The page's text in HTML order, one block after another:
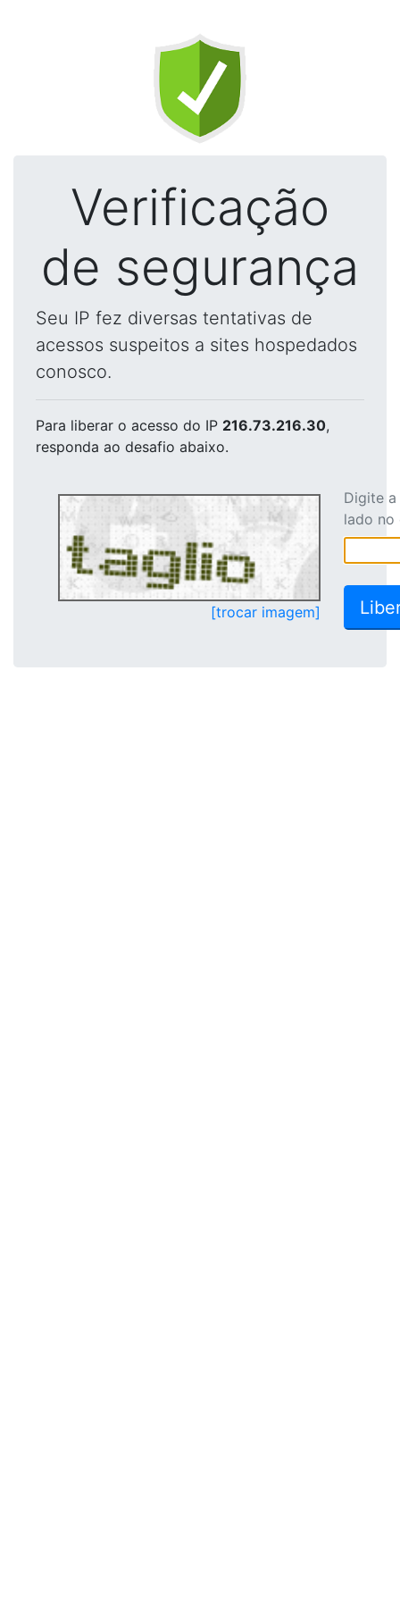
Verificação
de segurança
Seu IP fez diversas tentativas de
acessos suspeitos a sites hospedados
conosco.
Para liberar o acesso do IP 216.73.216.30,
responda ao desafio abaixo.
[trocar imagem]
Digite
lado no